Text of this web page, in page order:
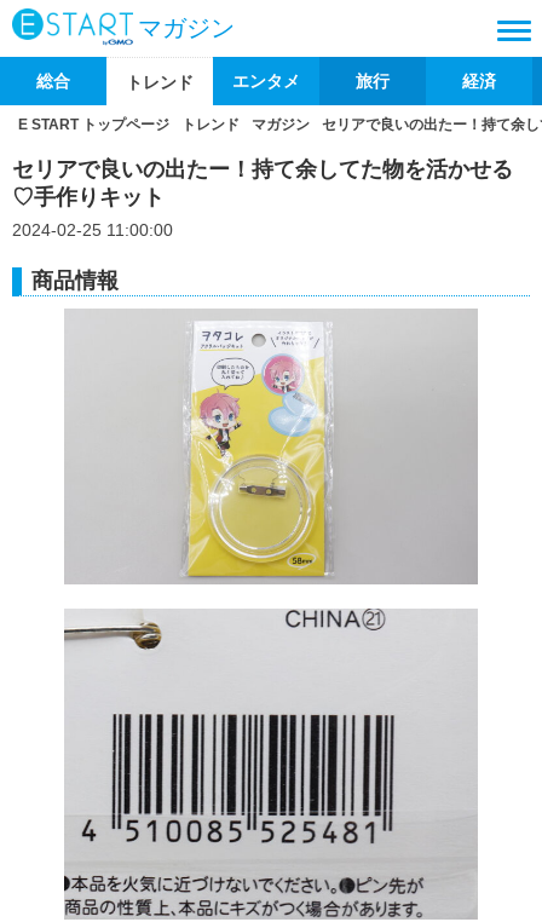
マガジン
総合 トレンド エンタメ 旅行 経済
E START トップページ トレンド マガジン セリアで良いの出たー！持て余
セリアで良いの出たー！持て余してた物を活かせる
♡手作りキット
2024-02-25 11:00:00
商品情報